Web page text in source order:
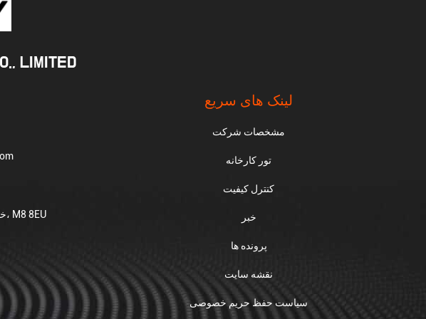
LIMITED
خیابان 1-2 ساگر، منچستر، انگلستان، M8 8EU
لینک های سریع
مشخصات شرکت
تور کارخانه
کنترل کیفیت
خبر
پرونده ها
نقشه سایت
سیاست حفظ حریم خصوصی